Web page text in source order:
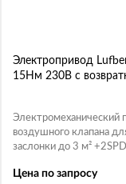
Электропривод
15Нм 230В с
Электромеханический
воздушного клапана
заслонки до 3 м²
Цена по запросу